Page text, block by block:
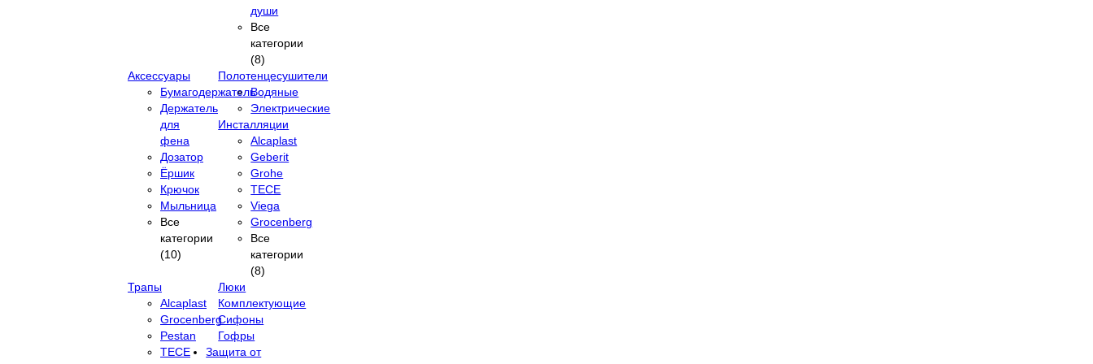
души
Все
категории
(8)
Аксессуары
Бумагодержатель
Держатель
для
фена
Дозатор
Ёршик
Крючок
Мыльница
Все
категории
(10)
Полотенцесушители
Водяные
Электрические
Инсталляции
Alcaplast
Geberit
Grohe
TECE
Viega
Grocenberg
Все
категории
(8)
Трапы
Alcaplast
Grocenberg
Pestan
TECE
Люки
Комплектующие
Сифоны
Гофры
Защита от